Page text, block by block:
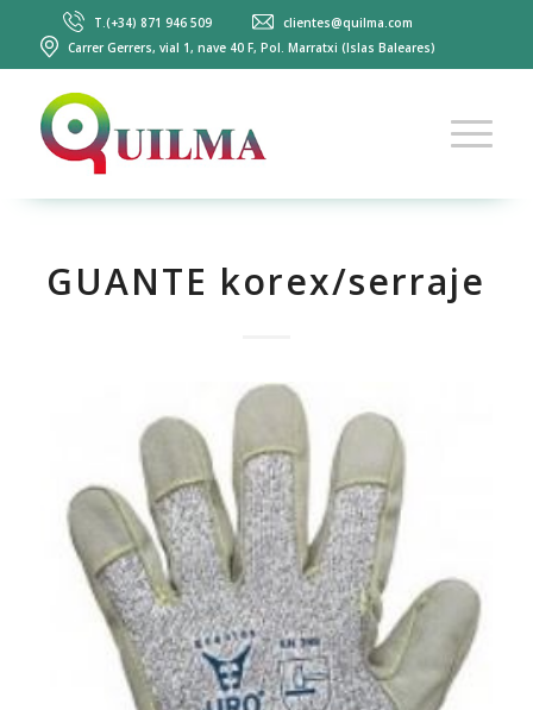
T.(+34) 871 946 509
clientes@quilma.com
Carrer Gerrers, vial 1, nave 40 F, Pol. Marratxi (Islas Baleares)
GUANTE korex/serraje